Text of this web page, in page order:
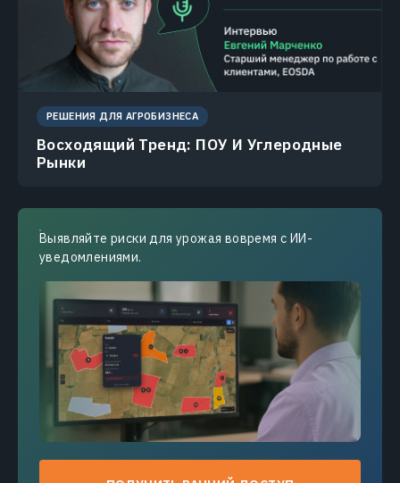
РЕШЕНИЯ ДЛЯ АГРОБИЗНЕСА
Восходящий Тренд: ПОУ И Углеродные
Рынки
Выявляйте риски для урожая вовремя с ИИ-
уведомлениями.